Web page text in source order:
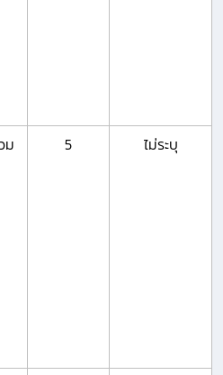
ม 5 ไม่ระบุ